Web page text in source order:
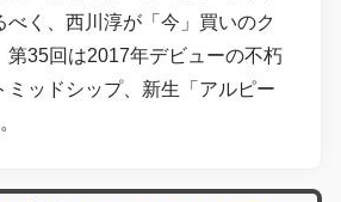
べく、西川淳が「今」買いのク
第35回は2017年デビューの不朽
ミッドシップ、新生「アルピー